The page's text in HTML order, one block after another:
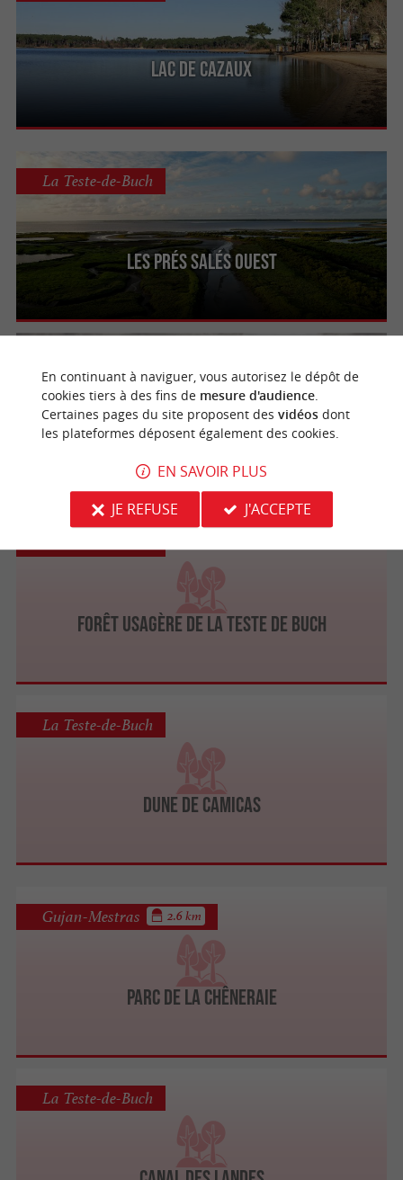
Lac de Cazaux
Les Prés Salés Ouest
La Teste-de-Buch
Lac de la Magdeleine
Forêt usagère de La Teste de Buch
Dune de Camicas
La Teste-de-Buch
Parc de la Chêneraie
Gujan-Mestras 2.6 km
La Teste-de-Buch
En continuant à naviguer, vous autorisez le dépôt de
cookies tiers à des fins de mesure d'audience.
Certaines pages du site proposent des vidéosdont
les plateformes déposent également des cookies.
EN SAVOIR PLUS
JE REFUSE
J'ACCEPTE